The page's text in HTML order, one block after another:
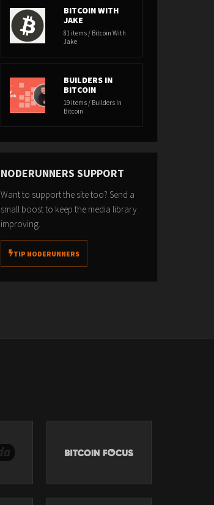
BITCOIN WITH
JAKE
81 items / Bitcoin With
Jake
BUILDERS IN
BITCOIN
19 items / Builders In
Bitcoin
NODERUNNERS SUPPORT
Want to support the site too? Send a
small boost to keep the media library
improving.
TIP NODERUNNERS